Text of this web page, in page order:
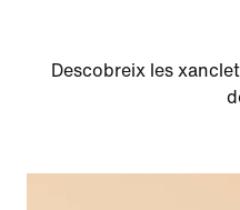
Descobreix les